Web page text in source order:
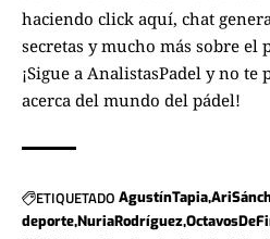
haciendo click aquí, chat
secretas y mucho más sobre el
¡Sigue a AnalistasPadel y no te
acerca del mundo del pádel!
ETIQUETADO AgustínTapia
deporteNuriaRodríguez